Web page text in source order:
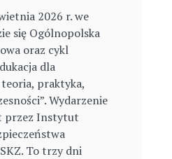
2026 r. we
się Ogólnopolska
oraz cykl
dla
praktyka,
Wydarzenie
przez Instytut
To trzy dni